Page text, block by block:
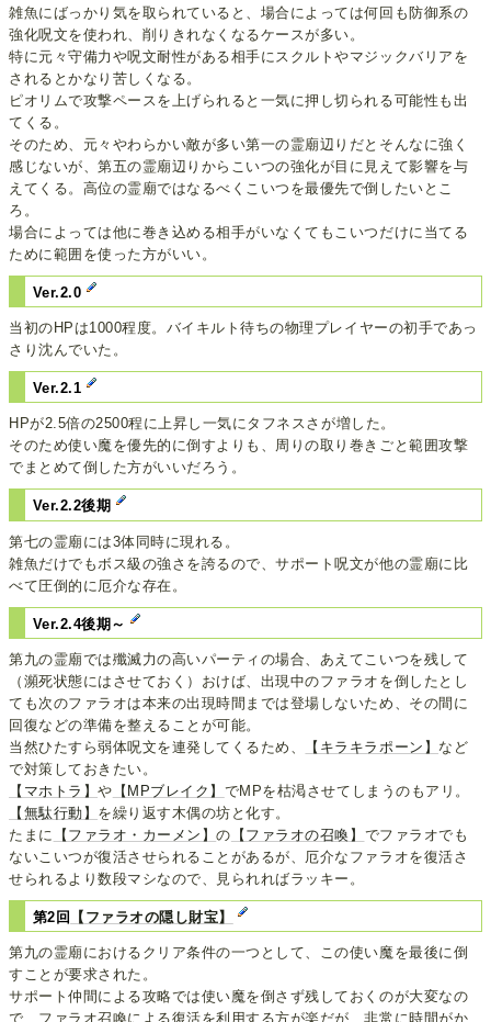
雑魚にばっかり気を取られていると、場合によっては何回も防御系の
強化呪文を使われ、削りきれなくなるケースが多い。
特に元々守備力や呪文耐性がある相手にスクルトやマジックバリアを
されるとかなり苦しくなる。
ピオリムで攻撃ペースを上げられると一気に押し切られる可能性も出
てくる。
そのため、元々やわらかい敵が多い第一の霊廟辺りだとそんなに強く
感じないが、第五の霊廟辺りからこいつの強化が目に見えて影響を与
えてくる。高位の霊廟ではなるべくこいつを最優先で倒したいとこ
ろ。
場合によっては他に巻き込める相手がいなくてもこいつだけに当てる
ために範囲を使った方がいい。
Ver.2.0
当初のHPは1000程度。バイキルト待ちの物理プレイヤーの初手であっ
さり沈んでいた。
Ver.2.1
HPが2.5倍の2500程に上昇し一気にタフネスさが増した。
そのため使い魔を優先的に倒すよりも、周りの取り巻きごと範囲攻撃
でまとめて倒した方がいいだろう。
Ver.2.2後期
第七の霊廟には3体同時に現れる。
雑魚だけでもボス級の強さを誇るので、サポート呪文が他の霊廟に比
べて圧倒的に厄介な存在。
Ver.2.4後期～
第九の霊廟では殲滅力の高いパーティの場合、あえてこいつを残して
（瀕死状態にはさせておく）おけば、出現中のファラオを倒したとし
ても次のファラオは本来の出現時間までは登場しないため、その間に
回復などの準備を整えることが可能。
当然ひたすら弱体呪文を連発してくるため、
【キラキラポーン】 など
で対策しておきたい。
【マホトラ】や 【MPブレイク】 でMPを枯渇させてしまうのもアリ。
【無駄行動】 を繰り返す木偶の坊と化す。
たまに
【ファラオ・カーメン】の 【ファラオの召喚】 でファラオでも
ないこいつが復活させられることがあるが、厄介なファラオを復活さ
せられるより数段マシなので、見られればラッキー。
第2回 【ファラオの隠し財宝】
第九の霊廟におけるクリア条件の一つとして、この使い魔を最後に倒
すことが要求された。
サポート仲間による攻略では使い魔を倒さず残しておくのが大変なの
で、ファラオ召喚による復活を利用する方が楽だが、非常に時間がか